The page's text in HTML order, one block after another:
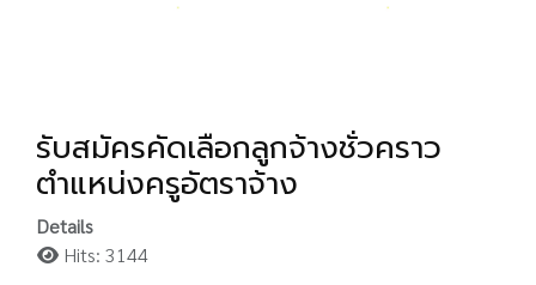
รับสมัครคัดเลือกลูกจ้างชั่วคราว
ตำแหน่งครูอัตราจ้าง
Details
Hits: 3144